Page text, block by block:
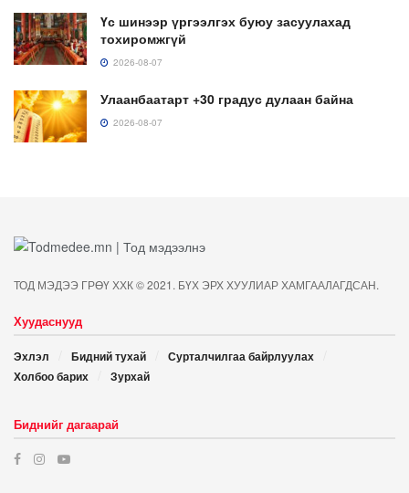
Үс шинээр үргээлгэх буюу засуулахад
тохиромжгүй
2026-08-07
Улаанбаатарт +30 градус дулаан байна
2026-08-07
ТОД МЭДЭЭ ГРӨҮ ХХК © 2021. БҮХ ЭРХ ХУУЛИАР ХАМГААЛАГДСАН.
Хуудаснууд
Эхлэл Бидний тухай
Сурталчилгаа байрлуулах
Холбоо барих
Зурхай
Биднийг дагаарай